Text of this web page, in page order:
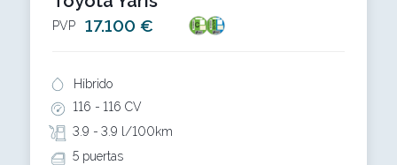
PVP 17.100 €
Híbrido
116 - 116 CV
3.9 - 3.9 l/100km
5 puertas